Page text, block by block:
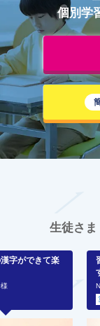
個別学
生徒さま
字ができて楽